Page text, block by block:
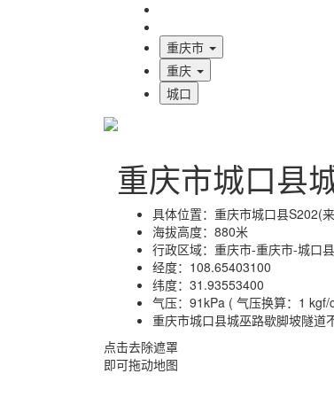
重庆市
重庆
城口
重庆市城口县
具体位置： 重庆市城口县S202(
海拔高度： 880米
行政区域： 重庆市-重庆市-城口县
经度： 108.65403100
纬度： 31.93553400
气压： 91kPa ( 气压换算：1
重庆市城口县城巫路歇脚坡隧道
点击去除遮罩
即可拖动地图